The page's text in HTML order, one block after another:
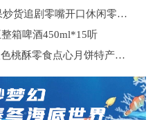
东北松子100g箱规60包装坚果炒货追剧零嘴开口休闲零食小吃
箱啤酒450ml*15听
老鼎丰传统哈尔滨东北糕点双色桃酥零食点心月饼特产核桃酥